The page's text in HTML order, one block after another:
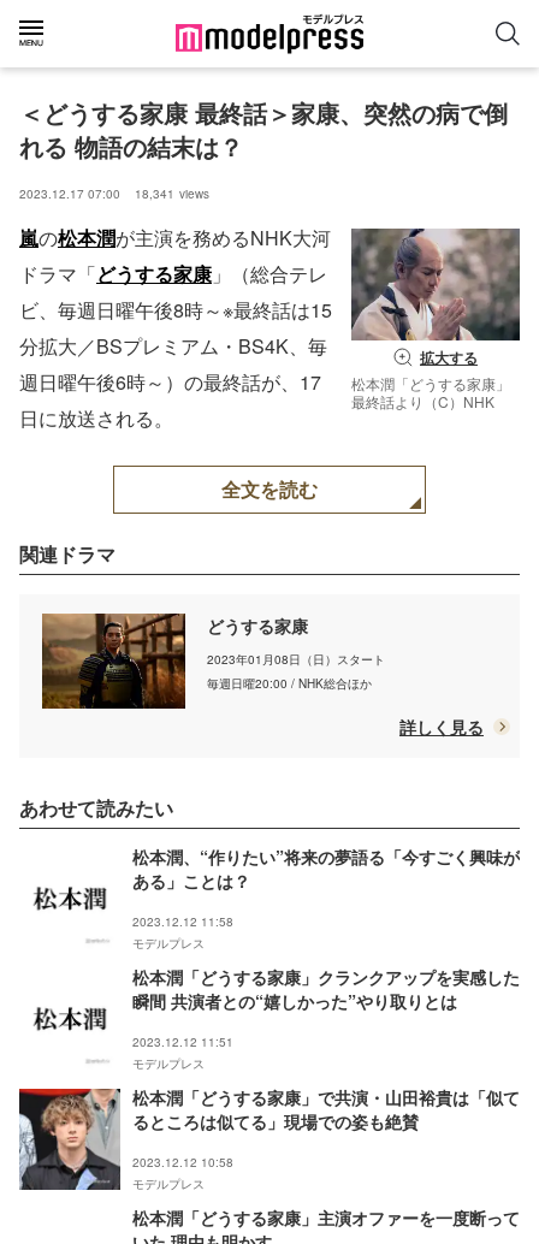
＜どうする家康 最終話＞家康、突然の病で倒
れる 物語の結末は？
2023.12.17 07:00 18,341 views
拡大する
松本潤「どうする家康」
最終話より（C）NHK
嵐の松本潤が主演を務めるNHK大河
ドラマ「どうする家康」（総合テレ
ビ、毎週日曜午後8時～※最終話は15
分拡大／BSプレミアム・BS4K、毎
週日曜午後6時～）の最終話が、17
日に放送される。
全文を読む
関連ドラマ
どうする家康
2023年01月08日（日）スタート
毎週日曜20:00 / NHK総合ほか
詳しく見る
あわせて読みたい
松本潤、“作りたい”将来の夢語る「今すごく興味が
ある」ことは？
2023.12.12 11:58
モデルプレス
松本潤「どうする家康」クランクアップを実感した
瞬間 共演者との“嬉しかった”やり取りとは
2023.12.12 11:51
モデルプレス
松本潤「どうする家康」で共演・山田裕貴は「似て
るところは似てる」現場での姿も絶賛
2023.12.12 10:58
モデルプレス
松本潤「どうする家康」主演オファーを一度断って